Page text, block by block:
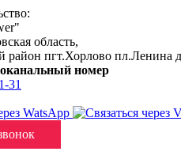
область,
район пгт.Хорлово пл.Ленина
номер
31